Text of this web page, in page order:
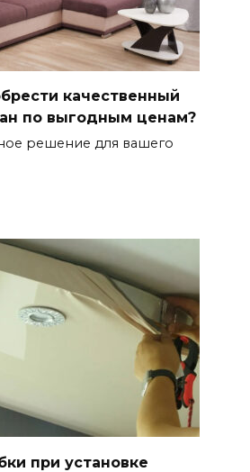
качественный
по выгодным ценам?
решение для вашего
при установке